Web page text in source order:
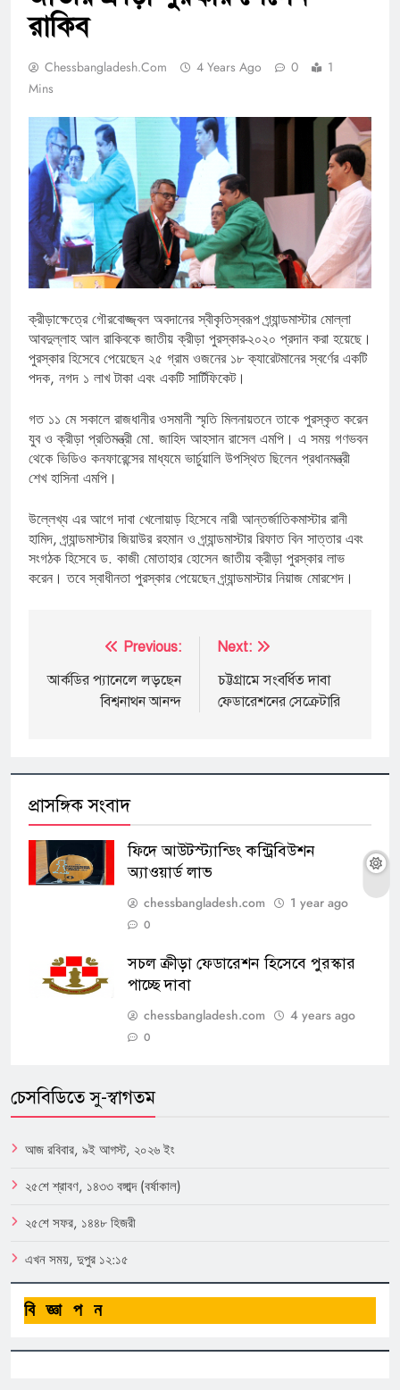
রাকিব
Chessbangladesh.com 4 Years Ago 0
1
Mins
ক্রীড়াক্ষেত্রে গৌরবোজ্জ্বল অবদানের স্বীকৃতিস্বরূপ গ্র্যান্ডমাস্টার মোল্লা
আবদুল্লাহ আল রাকিবকে জাতীয় ক্রীড়া পুরস্কার-২০২০ প্রদান করা হয়েছে।
পুরস্কার হিসেবে পেয়েছেন ২৫ গ্রাম ওজনের ১৮ ক্যারেটমানের স্বর্ণের একটি
পদক, নগদ ১ লাখ টাকা এবং একটি সার্টিফিকেট।
গত ১১ মে সকালে রাজধানীর ওসমানী স্মৃতি মিলনায়তনে তাকে পুরস্কৃত করেন
যুব ও ক্রীড়া প্রতিমন্ত্রী মো. জাহিদ আহসান রাসেল এমপি। এ সময় গণভবন
থেকে ভিডিও কনফারেন্সের মাধ্যমে ভার্চুয়ালি উপস্থিত ছিলেন প্রধানমন্ত্রী
শেখ হাসিনা এমপি।
উল্লেখ্য এর আগে দাবা খেলোয়াড় হিসেবে নারী আন্তর্জাতিকমাস্টার রানী
হামিদ, গ্র্যান্ডমাস্টার জিয়াউর রহমান ও গ্র্যান্ডমাস্টার রিফাত বিন সাত্তার এবং
সংগঠক হিসেবে ড. কাজী মোতাহার হোসেন জাতীয় ক্রীড়া পুরস্কার লাভ
করেন। তবে স্বাধীনতা পুরস্কার পেয়েছেন গ্র্যান্ডমাস্টার নিয়াজ মোরশেদ।
navigation
Previous:
আর্কডির প্যানেলে লড়ছেন
বিশ্বনাথন আনন্দ
Next:
চট্টগ্রামে সংবর্ধিত দাবা
ফেডারেশনের সেক্রেটারি
প্রাসঙ্গিক সংবাদ
ফিদে আউটস্ট্যান্ডিং কন্ট্রিবিউশন
অ্যাওয়ার্ড লাভ
chessbangladesh.com 1 year ago
0
সচল ক্রীড়া ফেডারেশন হিসেবে পুরস্কার
পাচ্ছে দাবা
chessbangladesh.com 4 years ago
0
চেসবিডিতে সু-স্বাগতম
আজ রবিবার, ৯ই আগস্ট, ২০২৬ ইং
২৫শে শ্রাবণ, ১৪৩৩ বঙ্গাব্দ (বর্ষাকাল)
২৫শে সফর, ১৪৪৮ হিজরী
এখন সময়, দুপুর ১২:১৫
বিজ্ঞাপন